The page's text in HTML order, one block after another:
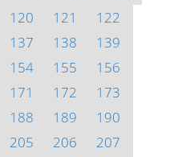
120 121
122
137 138
139
154 155
156
171 172
173
188 189
190
205 206
207